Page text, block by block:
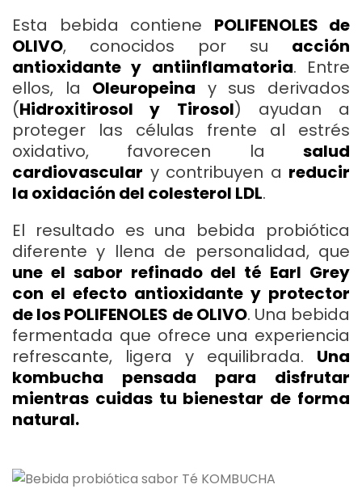
Esta bebida contiene POLIFENOLES de
OLIVO, conocidos por su acción
antioxidante y antiinflamatoria. Entre
ellos, la Oleuropeina y sus derivados
(Hidroxitirosol y Tirosol) ayudan a
proteger las células frente al estrés
oxidativo, favorecen la salud
cardiovascular y contribuyen a reducir
la oxidación del colesterol LDL.
El resultado es una bebida probiótica
diferente y llena de personalidad, que
une el sabor refinado del té Earl Grey
con el efecto antioxidante y protector
de los POLIFENOLES de OLIVO. Una bebida
fermentada que ofrece una experiencia
refrescante, ligera y equilibrada. Una
kombucha pensada para disfrutar
mientras cuidas tu bienestar de forma
natural.
Français